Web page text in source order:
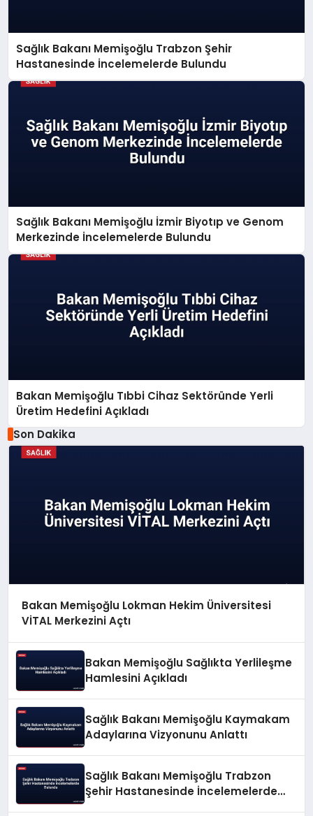
Sağlık Bakanı Memişoğlu Trabzon Şehir
Hastanesinde İncelemelerde Bulundu
Sağlık Bakanı Memişoğlu İzmir Biyotıp ve Genom
Merkezinde İncelemelerde Bulundu
Bakan Memişoğlu Tıbbi Cihaz Sektöründe Yerli
Üretim Hedefini Açıkladı
Son Dakika
Bakan Memişoğlu Lokman Hekim Üniversitesi
VİTAL Merkezini Açtı
Bakan Memişoğlu Sağlıkta Yerlileşme
Hamlesini Açıkladı
Sağlık Bakanı Memişoğlu Kaymakam
Adaylarına Vizyonunu Anlattı
Sağlık Bakanı Memişoğlu Trabzon
Şehir Hastanesinde İncelemelerde